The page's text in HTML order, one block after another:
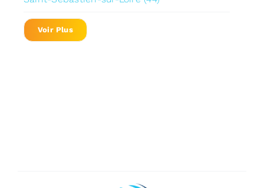
Voir Plus